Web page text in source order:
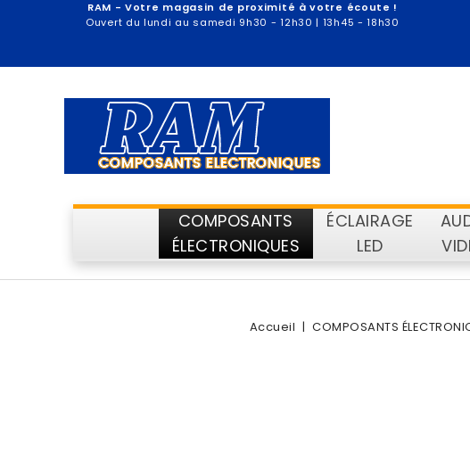
RAM - Votre magasin de proximité à votre écoute !
Ouvert du lundi au samedi 9h30 - 12h30 | 13h45 - 18h30
COMPOSANTS
ÉLECTRONIQUES
ÉCLAIRAGE
LED
Accueil COMPOSANTS